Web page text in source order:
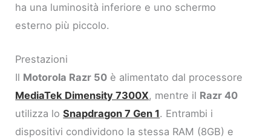
ha una luminosità inferiore e uno schermo
esterno più piccolo.
Prestazioni
Il Motorola Razr 50 è alimentato dal processore
MediaTek Dimensity 7300X, mentre il Razr 40
utilizza loSnapdragon 7 Gen 1. Entrambi i
dispositivi condividono la stessa RAM (8GB) e